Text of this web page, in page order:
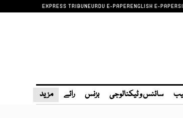
EXPRESS TRIBUNEURDU E-PAPERENGLISH E-PAPER
سائنس و ٹیکنالوجی بزنس رائے مزید